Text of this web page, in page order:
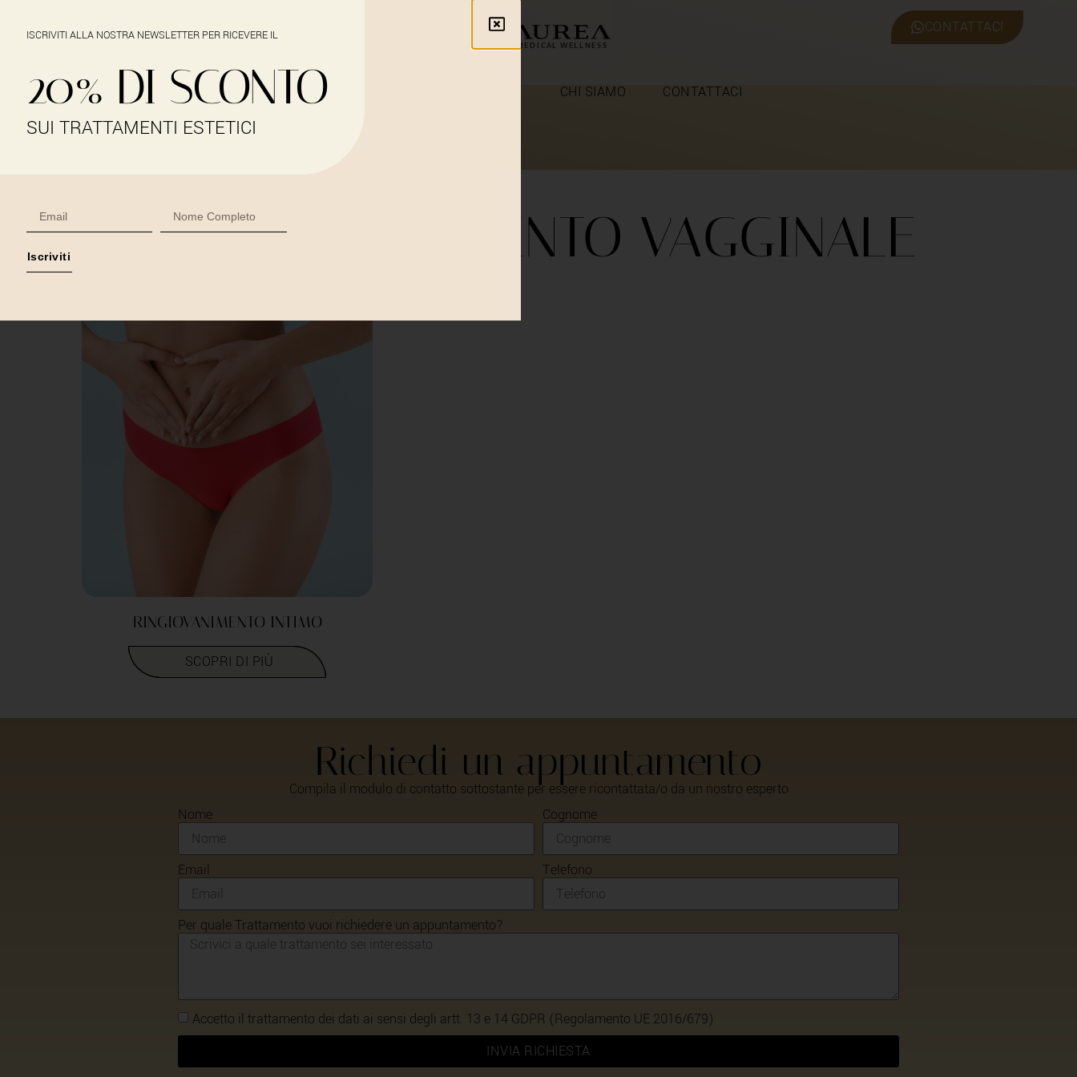
CONTATTACI
CHI SIAMO CONTATTACI
RINGIOVANIMENTO VAGGINALE
RINGIOVANIMENTO INTIMO
LEGGI TUTTO
Richiedi un appuntamento
Compila il modulo di contatto sottostante per essere ricontattata/o da un nostro esperto
Nome
Cognome
Email Telefono
Per quale Trattamento vuoi richiedere un appuntamento?
Accetto il trattamento dei dati ai sensi degli artt. 13 e 14 GDPR (Regolamento UE 2016/679)
INVIA RICHIESTA
ISCRIVITI ALLA NOSTRA NEWSLETTER PER RICEVERE IL
20% DI SCONTO
SUI TRATTAMENTI ESTETICI
Iscriviti